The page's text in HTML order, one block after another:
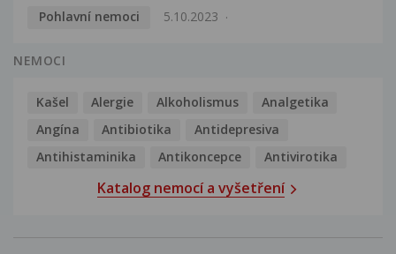
Pohlavní nemoci
5.10.2023
NEMOCI
Kašel Alergie Alkoholismus
Analgetika
Angína
Antibiotika
Antidepresiva
Antihistaminika
Antikoncepce Antivirotika
Katalog nemocí a vyšetření